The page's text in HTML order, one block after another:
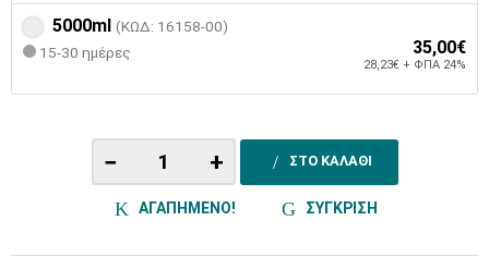
5000ml (ΚΩΔ: 16158-00)
15-30 ημέρες
35,00€
28,23€ + ΦΠΑ 24%
− + ΣΤΟ ΚΑΛΑΘΙ
ΑΓΑΠΗΜΕΝΟ! ΣΥΓΚΡΙΣΗ